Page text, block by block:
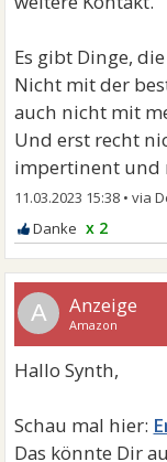
Es gibt Dinge,
Nicht mit der
auch nicht mit
Und erst recht
impertinent und
11.03.2023 15:38 •
x 2
A